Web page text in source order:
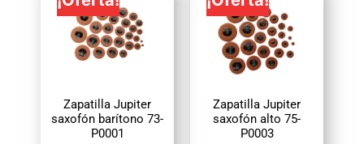
Zapatilla Jupiter
saxofón barítono 73-
P0001
Zapatilla Jupiter
saxofón alto 75-
P0003